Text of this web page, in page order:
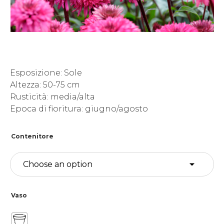
Esposizione: Sole
Altezza: 50-75 cm
Rusticità: media/alta
Epoca di fioritura: giugno/agosto
Contenitore
Vaso